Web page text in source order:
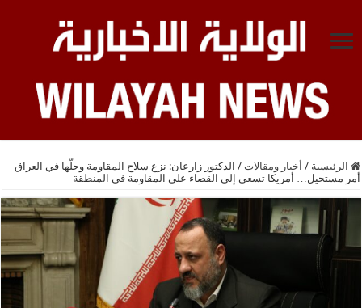
الرئيسية / أخبار ومقالات / الدکتور زارعان: نزع سلاح المقاومة وحلّها في العراق
أمر مستحيل… أمريكا تسعى إلى القضاء على المقاومة في المنطقة